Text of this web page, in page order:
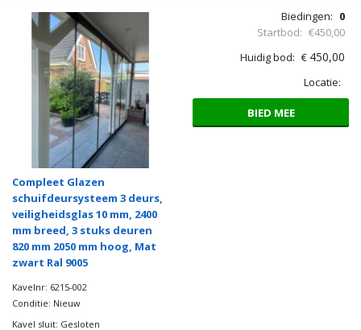
Compleet Glazen
schuifdeursysteem 3 deurs,
veiligheidsglas 10 mm, 2400
mm breed, 3 stuks deuren
820 mm 2050 mm hoog, Mat
zwart Ral 9005
Kavelnr: 6215-002
Conditie: Nieuw
Kavel sluit: Gesloten
Biedingen: 0
Startbod: €450,00
Huidig bod: € 450,00
Locatie:
BIED MEE